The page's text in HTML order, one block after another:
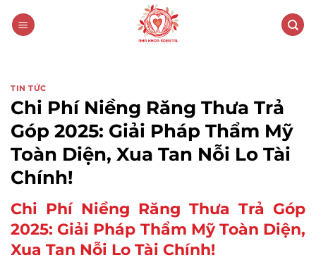
TIN TỨC
Chi Phí Niềng Răng Thưa Trả
Góp 2025: Giải Pháp Thẩm Mỹ
Toàn Diện, Xua Tan Nỗi Lo Tài
Chính!
Chi Phí Niềng Răng Thưa Trả Góp
2025: Giải Pháp Thẩm Mỹ Toàn Diện,
Xua Tan Nỗi Lo Tài Chính!